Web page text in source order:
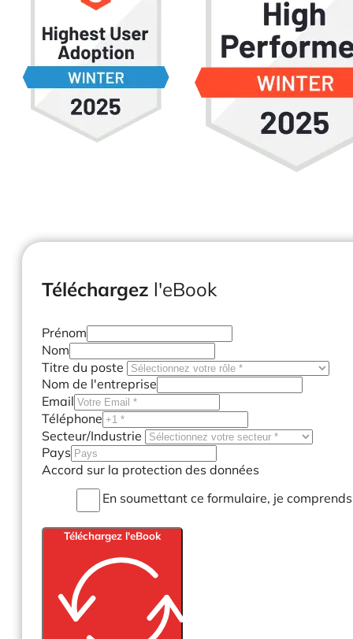
Téléchargez l'eBook
Prénom
Nom
Titre du poste
Nom de l'entreprise
Email
Téléphone
Secteur/Industrie
Pays
Accord sur la protection des données
En soumettant ce formulaire, je
Téléchargez l'eBook